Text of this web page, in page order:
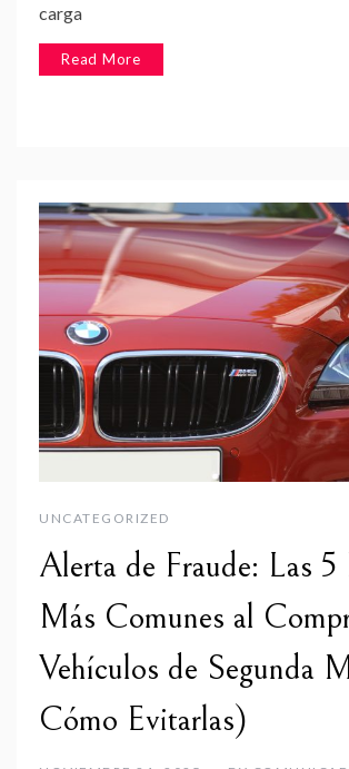
carga
Read More
UNCATEGORIZED
Alerta de Fraude: Las 5
Más Comunes al
Vehículos de Segunda
Cómo Evitarlas)